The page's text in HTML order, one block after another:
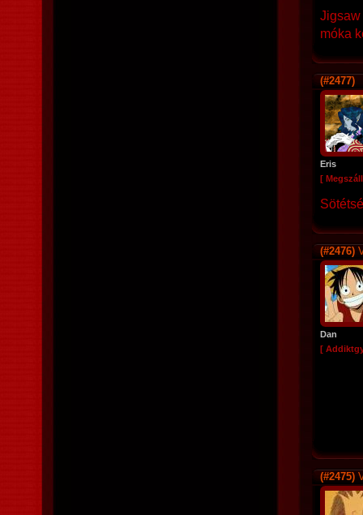
Jigsaw
móka
(#2477)
Eris
[
(#2476)
Dan
[
(#2475)